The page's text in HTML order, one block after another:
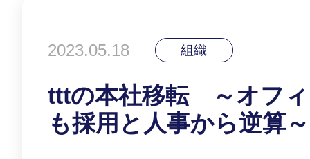
2023.05.18 組織
tttの本社移転 ～オフ
も採用と人事から逆算～